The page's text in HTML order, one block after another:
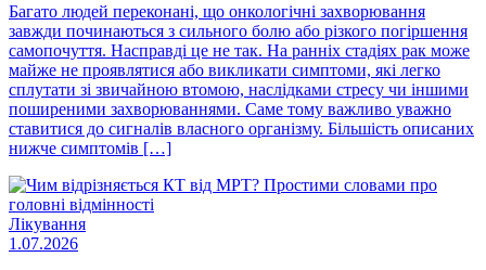
Багато людей переконані, що онкологічні захворювання
завжди починаються з сильного болю або різкого погіршення
самопочуття. Насправді це не так. На ранніх стадіях рак може
майже не проявлятися або викликати симптоми, які легко
сплутати зі звичайною втомою, наслідками стресу чи іншими
поширеними захворюваннями. Саме тому важливо уважно
ставитися до сигналів власного організму. Більшість описаних
нижче симптомів […]
Лікування
1.07.2026